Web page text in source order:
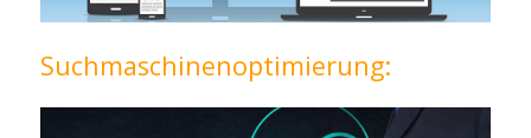
Suchmaschinenoptimierung: